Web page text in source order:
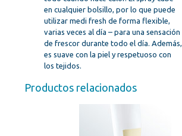
en cualquier bolsillo, por lo que puede
utilizar medi fresh de forma flexible,
varias veces al día – para una sensación
de frescor durante todo el día. Además,
es suave con la piel y respetuoso con
los tejidos.
Productos relacionados